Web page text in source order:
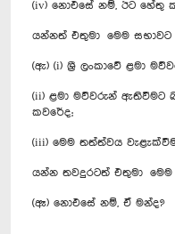
(iv) නොඑසේ නම්, ඊට හේතු
යන්නත් එතුමා මෙම සභාවට
(ඇ) (i) ශ්‍රී ලංකාවේ ළමා
(ii) ළමා මව්වරුන් ඇතිවීමට
කවරේද;
(iii) මෙම තත්ත්වය
යන්න තවදුරටත් එතුමා මෙම
(ඈ) නොඑසේ නම්, ඒ මන්ද?